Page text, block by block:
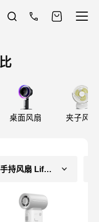
桌面风扇 夹子风扇
手持风扇 Life9（长续航款）